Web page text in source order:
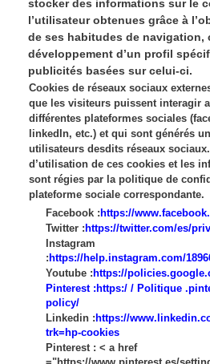
stocker des informations sur le
l’utilisateur obtenues grâce à
de ses habitudes de navigation,
développement d’un profil
publicités basées sur celui-ci.
Cookies de réseaux sociaux
que les visiteurs puissent interagir
différentes plateformes sociales
linkedIn, etc.) et qui sont générés
utilisateurs desdits réseaux
d’utilisation de ces cookies et les
sont régies par la politique de
plateforme sociale correspondante.
Facebook : https://
Twitter : https://twitter.com/es/
Instagram
: https://help.instagram.com/
Youtube : https://
Pinterest : https:/ / Politique
policy/
Linkedin : https://
trk=hp-cookies
Pinterest : < a href